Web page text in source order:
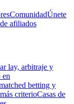
ComunidadÚnete
afiliados
lay, arbitraje y
en
betting y
criterioCasas de